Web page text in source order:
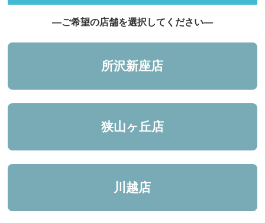
―ご希望の店舗を選択してください―
所沢新座店
狭山ヶ丘店
川越店